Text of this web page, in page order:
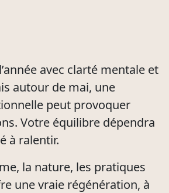
avec clarté mentale et
autour de mai, une
peut provoquer
Votre équilibre dépendra
à ralentir.
la nature, les pratiques
une vraie régénération, à